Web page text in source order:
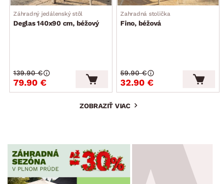
Záhradný jedálenský stôl
Deglas 140x90 cm, béžový
79.90 €
139.90 €
Zahradná stolička
Fino, béžová
32.90 €
59.90 €
ZOBRAZIŤ VIAC